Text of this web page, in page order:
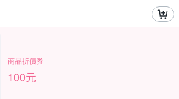
商品折價券
100元